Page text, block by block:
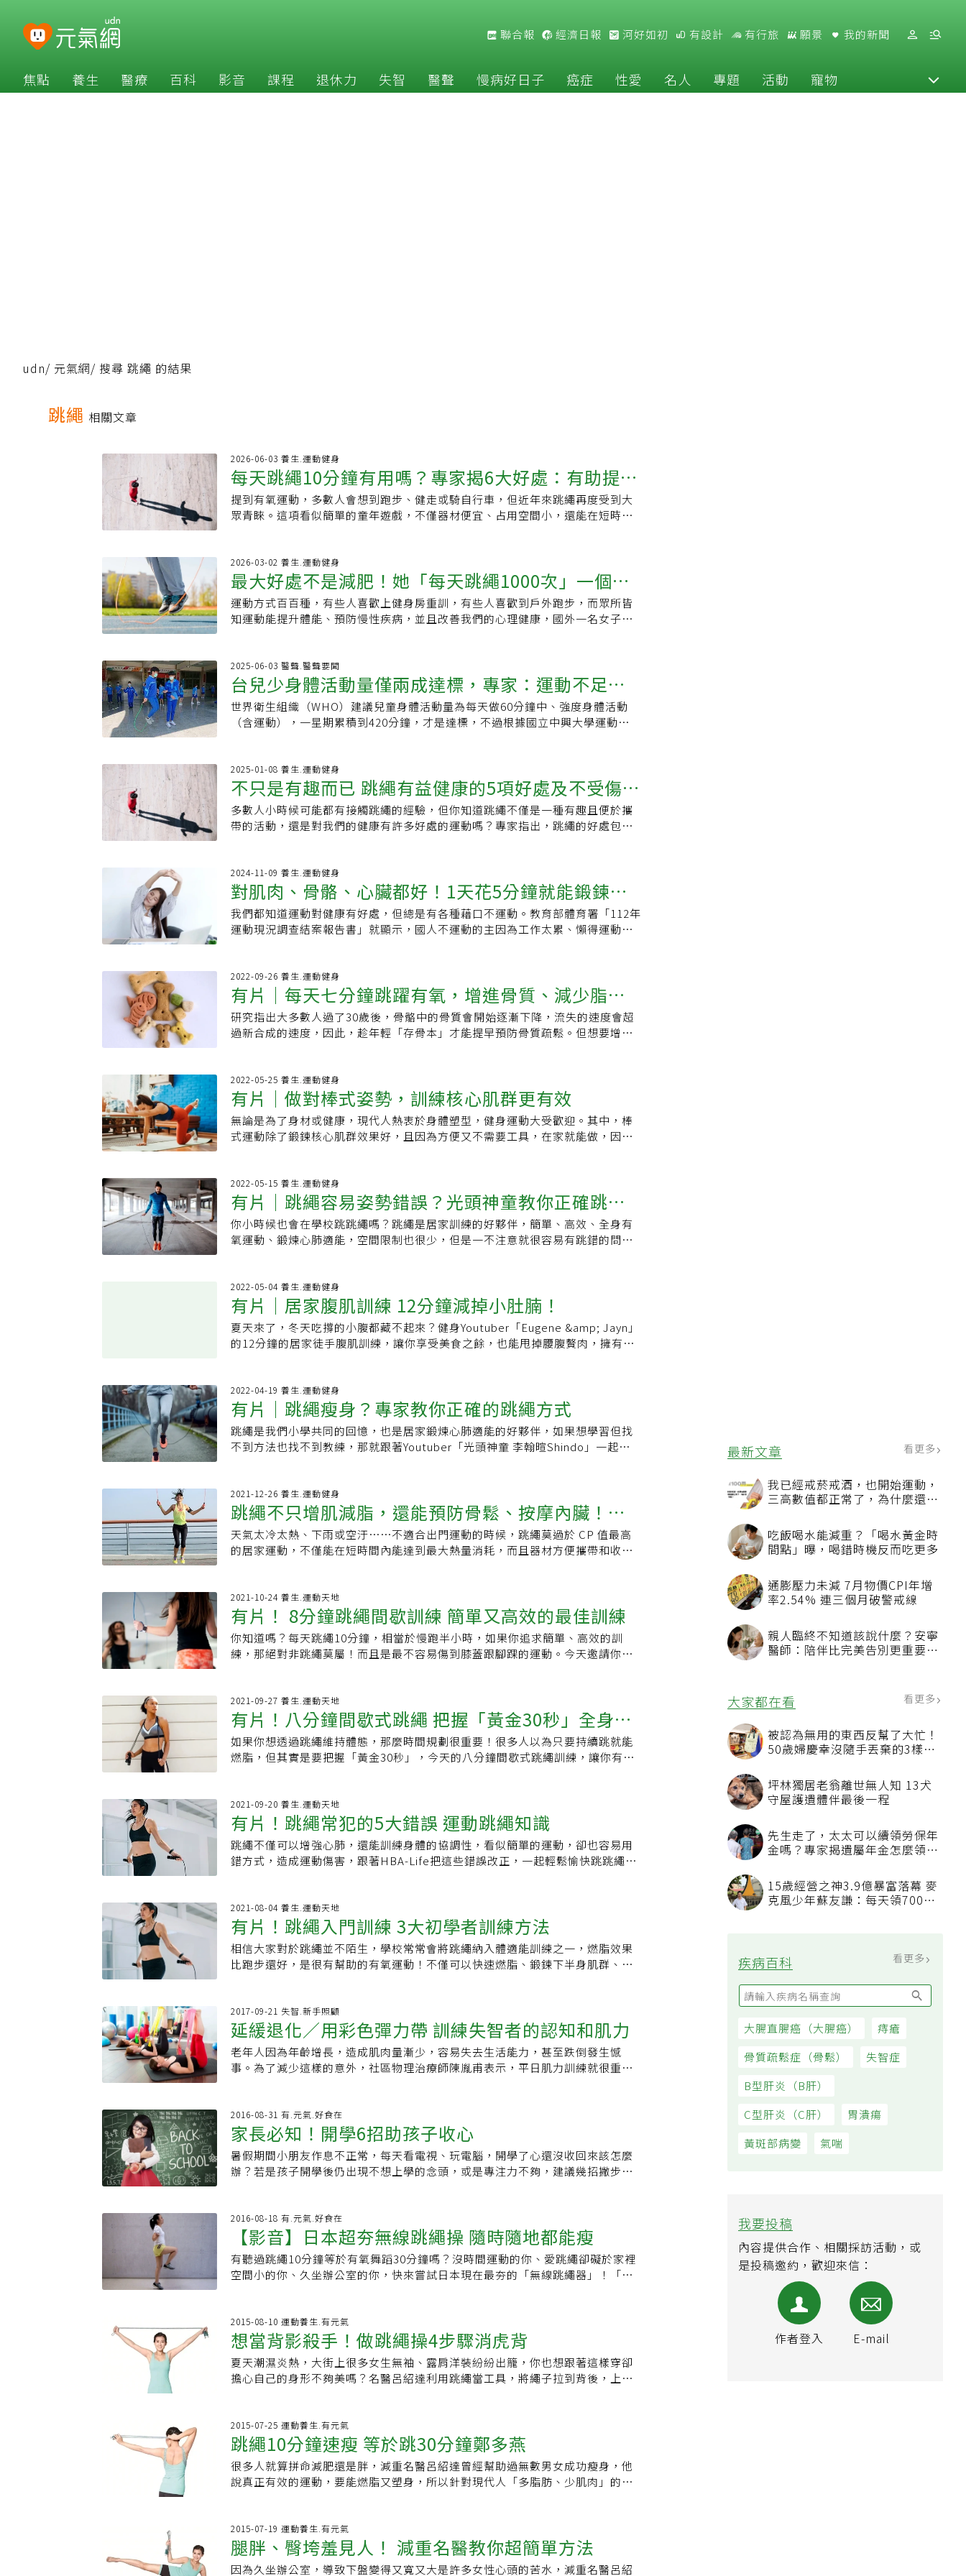
聯合報 經濟日報 河好如初 有設計 有行旅 願景 我的新聞
焦點 養生 醫療 百科 影音 課程 退休力 失智 醫聲 慢病好日子 癌症 性愛 名人 專題 活動 寵物
最新文章 看更多
我已經戒菸戒酒，也開始運動，
三高數值都正常了，為什麼還不
吃飯喝水能減重？「喝水黃金時
間點」曝，喝錯時機反而吃更多
通膨壓力未減 7月物價CPI年增
率2.54% 連三個月破警戒線
親人臨終不知道該說什麼？安寧
醫師：陪伴比完美告別更重要，
大家都在看 看更多
被認為無用的東西反幫了大忙！
50歲婦慶幸沒隨手丟棄的3樣物
坪林獨居老翁離世無人知 13犬
守屋護遺體伴最後一程
先生走了，太太可以續領勞保年
金嗎？專家揭遺屬年金怎麼領，
15歲經營之神3.9億暴富落幕 麥
克風少年蘇友謙：每天領700元
疾病百科 看更多
大腸直腸癌（大腸癌）
痔瘡
骨質疏鬆症（骨鬆）
失智症
B型肝炎（B肝）
C型肝炎（C肝）
胃潰瘍
黃斑部病變
氣喘
我要投稿
內容提供合作、相關採訪活動，或
是投稿邀約，歡迎來信：
作者登入 E-mail
udn/ 元氣網/ 搜尋 跳繩 的結果
跳繩 相關文章
2026-06-03 養生.運動健身
每天跳繩10分鐘有用嗎？專家揭6大好處：有助提升
心肺功能、平衡力與骨密度
提到有氧運動，多數人會想到跑步、健走或騎自行車，但近年來跳繩再度受到大
眾青睞。這項看似簡單的童年遊戲，不僅器材便宜、占用空間小，還能在短時間
為健康帶來不少好處。不過，由於屬於高衝擊運動，並非每個人都適合大量練
習。跳繩有哪些健康好處？1.提升心肺功能跳繩屬於中高強度有氧運動，能在短
時間內快速提高心率。專家指出，跳繩同時運用上肢與下肢肌群，因此心肺系統
需要在短時間內供應更多氧氣與能量。長期規律訓練有助提升心肺適能，降低心
血管疾病風險。2.有助燃燒熱量與體重管理跳繩被視為高效率的燃脂運動之一。
重管理計畫的一部分。3.改善平衡力與協調能力跳繩最大的特色之一，就是需要
手腳同步配合。從揮動繩索到雙腳起跳，每個動作都仰賴大腦、神經與肌肉之間
的協調合作。研究發現，規律跳繩有助改善：．平衡能力．身體協調性．反應速
度．神經肌肉控制能力對中高齡族群維持活動力尤其重要。4.幫助維持骨密度隨
健康具有正面作用，但已罹患嚴重骨質疏鬆者應先接受專業評估。5.提升下肢力
量與爆發力跳繩過程中，小腿、大腿、臀部與核心肌群都需要持續參與。長期練
習可提升：．下肢肌耐力．肌肉控制能力．爆發力因此許多運動員也會將跳繩列
入訓練課表。6.有助舒緩壓力與改善情緒除了身體效益外，跳繩也有助心理健
康。專家表示，有氧運動能促進腦內神經傳導物質分泌，例如血清素與多巴胺，
能取代跑步？專家表示，兩者各有優勢。跳繩的優點．不受場地限制．所需時間
較短．器材便宜．有助訓練協調與平衡跑步的優點．較容易持續較長時間．有助
提升耐力．技術門檻較低若以心血管健康、耐力訓練或長時間燃脂而言，跑步仍
有其優勢。若時間有限，跳繩則是相當有效率的替代方案。跳繩新手該怎麼開
增加時間與次數。即使一次只能跳30秒，也不必氣餒，重點在於持續練習。跳繩
時要注意哪些事？跳繩看似簡單，其實仍有不少技巧。專家建議：．穿著避震效
果良好的運動鞋．選擇平坦且防滑的地面．保持肩頸放鬆．利用手腕帶動繩索．
膝蓋微彎落地．以前腳掌輕盈著地．避免聳肩或過度用力此外，跳繩長期會增加
小腿與阿基里斯腱負擔，平時可搭配小腿伸展與肌力訓練。哪些人不適合大量跳
分心血管疾病患者若本身有慢性疾病或關節問題，建議先與醫師討論適合的運動
方式。跳繩一周跳幾次比較剛好？專家建議，每周可安排2至3次跳繩訓練。可將
跳繩納入世界衛生組織建議的運動量目標，例如每周150分鐘中等強度運動，或每
周75分鐘高強度運動。與其偶爾進行一次高強度訓練，不如養成規律運動習慣。
nth.Here’showitwent．HoptoIt:6BenefitsofJumpingRope
2026-03-02 養生.運動健身
最大好處不是減肥！她「每天跳繩1000次」一個月
後得到4個意外效果
運動方式百百種，有些人喜歡上健身房重訓，有些人喜歡到戶外跑步，而眾所皆
知運動能提升體能、預防慢性疾病，並且改善我們的心理健康，國外一名女子就
分享自己挑戰連續一個月每天跳繩1000下，她強調，執行這項挑戰並不是為了減
肥，而是想要改變那段期間低落的心情，而她也很快發現跳繩為身心帶來了意想
不到的好處。1.跳繩是一種絕佳的全身鍛鍊跳繩是一種中高強度的有氧運動，搭
配連續或是間歇訓練方式能有效提高心肺功能。Emile分享跳繩的時候，她能感覺
到全身都在運動，除了心率會上升之外，手臂肌肉、小腿和核心都「很有感」。
Emile強烈推薦這項跳繩挑戰，因為它能有效提振心情，讓你重新找回生活的節奏
與目標感。3.提升大腦注意力每天跳繩數到1000下需要集中注意力，這類似一種
大腦正念，是極佳的大腦鍛鍊方式，能幫助思緒變得更敏銳，執行日常任務時也
更不容易分心。4.身體變得更敏捷Emile的身體也發生了一些意想不到的變化，其
建議Emile也透過自身經歷分享跳繩應該注意裝備與練習的節奏。她表示一定要穿
著合適的運動鞋，並在堅實的平坦地面上跳躍，剛開始跳繩可能經常會被繩子絆
到或勒住，她建議穿長袖長褲來避免受傷。新手如果不習慣一次跳這麼多下，可
以把次數分成幾組或是幾天完成，尤其是關節不舒服時千萬不要勉強自己，寧可
錯過一日的訓練，也不要對身體造成傷害。
2025-06-03 醫聲.醫聲要聞
台兒少身體活動量僅兩成達標，專家：運動不足恐
影響身高發展
世界衛生組織（WHO）建議兒童身體活動量為每天做60分鐘中、強度身體活動
（含運動），一星期累積到420分鐘，才是達標，不過根據國立中興大學運動與健
兒童、青少年有達到上述標準，而國外不少研究顯示，如果兒童、青少年的活
動、運動量較少，身高發展易受影響。在上述由全球57國所組成的全球兒童健康
聯盟（Active Health Kids Global Alliance）調查報告中，包含我國等，共有10
國的評定等級為F，意味著在這些國家，兒童、青少年的總體活動量明顯不足。巫
錦霖解釋，調查中所指的總體活動量並非只有單純運動，也包含小孩平常跑跑跳
一，跳繩、跳躍、跑步、游泳、球類等各種運動，都會刺激生長激素分泌、肌肉
生長，生長激素可幫助小孩長高。第二，像跳繩、跳躍、打籃球、短跑衝刺等衝
擊性運動，可對骨骼生長板產生刺激、促進骨質代謝，致使骨質增生，骨骼也就
逐漸延長，身高自然增加。巫錦霖指出，對於小孩身高發育，像跳繩、跳躍運
釋，小孩的神經、肌肉都還在發展當中，骨骼也是非常柔軟，如果做太多舉重、
重量訓練，或所舉的重量太重，不僅容易造成骨骼彎曲、長不好，肌肉、關節也
可能產生問題，「反抑制身高發展」。跳繩運動，可帶來許多好處對於助高運動
種類的建議，巫錦霖認為，跳繩的確是個好運動，跳繩不僅是跳躍運動，可以刺
激生長激素、生長板生長，透過「實體繩子接近腳邊時，身體必須迅速反應、跳
開始先兩、三天一次，等體能建立起來，再增加到一星期五天以上。二、一開始
先跳三、五分鐘，或跳一分鐘後休息一下，再繼續跳，逐漸累積，一次能跳到十
到二十分鐘，最為理想。三、有些醫師建議每天跳三百、五百下，這目標可循序
漸進達成，不要操之過急，如果達到一秒跳一下，已經算是很不錯。「如果想要
繩，建議選擇舒服一點的球鞋。繩子的長度，則是用雙手拿著握柄，繩子觸地，
並用腳踩著繩子中間，繩長從地面算起，約到腋下長度，較為適合。
2025-01-08 養生.運動健身
不只是有趣而已 跳繩有益健康的5項好處及不受傷注
意事項
多數人小時候可能都有接觸跳繩的經驗，但你知道跳繩不僅是一種有趣且便於攜
帶的活動，還是對我們的健康有許多好處的運動嗎？專家指出，跳繩的好處包括
下經過時跳起來，並重複這個過程，持續進行直到你能跳或想跳的時間為止，目
標是建立穩定的節奏。而且跳繩有很多種變化方式，例如你可以跳得快一些，或
者試著做二迴旋，這樣繩子在你落地前會繞過兩圈。甚至，你可以嘗試單腳跳。
跳繩好處有哪些？1.改善心血管健康跳繩是一種很好的有氧運動，能提高你的心
跳速率，並有助於降低心血管疾病的風險。專家指出，根據你跳繩的速度，它還
不同。2.全身性鍛鍊跳繩是一種全身運動，運動時需要使用腹部肌肉來穩定身
體，腿部肌肉來跳躍，肩膀和手臂來轉動繩子。因此，它提供的是一個全身性的
鍛煉，而不僅僅是集中於身體的某一部分。全身運動可以增加肌肉緊實度，這有
助於日常活動，並提高我們的靜息代謝率(resting metabolic rate, RMR)，幫助
家表示，隨著年齡增長，我們往往會失去協調感和平衡感。所以，這也對於確保
我們儘可能地減緩衰老過程非常有幫助。4.增加骨密度隨著年齡增長，你的骨密
度會下降，增加骨折或骨質疏鬆症的可能性。但研究顯示，跳繩有助於保持骨骼
強健。由於跳繩每次跳躍都會與地面產生衝擊，這些衝擊促使我們的骨骼進行重
塑，使其變得更強壯，從而增加骨密度。除此之外，提高骨密度和平衡能力可以
間隔，並重複幾次。與傳統耐力訓練相比，HIIT已被證明能提高心肺適能強度。
相對地，它也更加高效，因為你可以在較短的時間內完成運動，並且能根據個人
投入的努力和力量隨之調整。多久進行一次跳繩？專家建議，你可以每週跳繩兩
到三天，讓跳繩可以成為你運動計畫的一部分，幫助達到每週150分鐘中等強度或
確的跳繩方式非常重要，因為跳繩和跑步在所涉及的力量和衝擊方面是相同的。
首先，你需要確保跳繩的長度適合你。在跳躍時，稍微彎曲膝蓋，並保持手臂靠
近身體。此時，嘗試保持肩膀和脖子放鬆，並且避免聳肩，動作主要集中在你的
手腕上。當雙腳與地面接觸時，確保著地輕柔安靜。如果你打算將跳繩納入運動
計畫的一部分，做一些小腿加強和拉伸運動可能會有幫助。專家提醒，若你過度
of Jumping Rope．Grab a rope: seven reasons why skipping is so good for
you
2024-11-09 養生.運動健身
對肌肉、骨骼、心臟都好！1天花5分鐘就能鍛鍊全
身的高CP值運動是它
我們都知道運動對健康有好處，但總是有各種藉口不運動。教育部體育署「112年
運動現況調查結案報告書」就顯示，國人不運動的主因為工作太累、懶得運動、
公室都可以做。這項容易上手的運動是跳繩。為什麼要跳繩？跳繩對健康的5好處
為什麼推薦沒什麼時間、沒動力運動的你，可以先嘗試跳繩呢？因為它真的是很
方便可以進行、持續跳個一小段時間就可以達到以下5個好處，算是「CP值」相
當高的運動。1.為了燃燒卡路里：與其他5分鐘活動相比，跳繩燃燒的熱量很
高。．跳繩5分鐘約燃燒100卡路里．跑步5分鐘約燃燒50卡路里．步行5分鐘約燃
以有節奏的方式將繩子擺動到頭頂，讓手腳的動作與大腦同步。4.為了鍛鍊肌
肉：肌肉品質在40歲後開始急劇下降，跳繩會對腳踝、膝蓋和臀部施加很大的力
量，可讓大腿小腿更強壯。5.為了骨骼健康：上下彈跳時雙腳著地的撞擊，關節
會承受壓力，但對於保持骨密度也非常有用。如何開始跳繩？聽到要叫你跳繩，
只是一旦你掌握了竅門，5分鐘的跳躍就可以成為一項激烈的全身鍛煉，這短短5
分鐘對大腦的刺激遠高於游泳或相同長度的跑步所需的大腦刺激，因為你必須時
刻注意繩子在哪裡以及何時跳躍，它是提高身體敏捷性和協調性的一個非常有效
的方法。以 30 秒為單位進行長達 5 分鐘的跳繩，而隨著身體習慣新的練習，每周
增加一次。一旦掌握了良好的節奏，跳繩就會變成你可容易做到、且成本效益很
議跳繩，可改選擇游泳，游泳對關節較為溫和。每天2分鐘的費力運動就能降低早
死風險澳洲雪梨大學2022年的研究指出，每天只要進行兩分鐘的費力運動
（vigorous activity），就能降低早死風險達18%。上樓梯，在公園裡跑來跑去
或跳繩，都可以算「費力運動」。不知是你不是覺得很心動？每天一起騰出5分鐘
2022-09-26 養生.運動健身
有片｜每天七分鐘跳躍有氧，增進骨質、減少脂
肪！
研究指出大多數人過了30歲後，骨骼中的骨質會開始逐漸下降，流失的速度會超
過新合成的速度，因此，趁年輕「存骨本」才能提早預防骨質疏鬆。但想要增進
長、增進骨頭強度。白映俞醫師示範了總共十個動作都非常簡單易做，快點開影
片來跟著做吧！這組有氧訓練每個動作進行30秒，運動強度不高徒手就能操作，
在家客廳就能訓練，非常適合忙碌的上班族。訓練效果除了增加骨質之外，還有
增強肌力與平行協調能力，並有效減脂，好處多多。當然除了跳躍有氧運動，其
他例如快走、跑步、跳繩、爬樓梯等，也是很好的增進骨質的運動。想了解更多
輕的足部訓練老是睡不飽？三大招趕走慢性疲勞！｢有肌勵｣是女性專屬健身夥
伴，提供健身資訊、健康方法，更提供滿滿的鼓勵和正能量，給女性肌力，也給
女性激勵，讓姐妹們的健身路上，不孤單！YT：有肌勵
https://pse.is/UYA9XFb：https://www.facebook.com/udnGpowerIG：
2022-05-25 養生.運動健身
有片｜做對棒式姿勢，訓練核心肌群更有效
無論是為了身材或健康，現代人熱衷於身體塑型，健身運動大受歡迎。其中，棒
式運動除了鍛鍊核心肌群效果好，且因為方便又不需要工具，在家就能做，因此
中心教練Julie和Euphe的親身示範及專業講解，影片中將會教大家如何做出一個
好的棒式，還有分享兩個棒式中常見的問題及修正方法。Julie和Euphe教練提醒
大家，先掌握好棒式的基本起始動作之後，再增加動作的難度。另外為了確認軀
幹和地面是否成平行，可以對著家裡的穿衣鏡或健身房裏的側面鏡來檢視自己的
動作與姿勢。想了解更多關於健康運動的影片？快上「有肌勵」粉絲專頁按讚追
肩、腿完整訓練動作庫」已經上線囉，教你編排適合自己的課表，幫你有效訓
練！★使用有肌勵專屬折扣碼：gp200★課程網址（最後優惠價只到5/31）：
https://lihi1.cc/jUgvv/有肌勵購買課程★啞鈴划船課程試看：
https://lihi1.cc/YJ92C/有肌勵搶先試看延伸閱讀居家腹肌訓練 12分鐘減掉小肚
讓姐妹們的健身路上，不孤單！YT：有肌勵https://pse.is/UYA9XFb：
https://www.facebook.com/udnGpowerIG：
https://www.instagram.com/udnGpower社團：女性專屬|健身的我超美
2022-05-15 養生.運動健身
有片｜跳繩容易姿勢錯誤？光頭神童教你正確跳
繩！
你小時候也會在學校跳跳繩嗎？跳繩是居家訓練的好夥伴，簡單、高效、全身有
氧運動、鍛煉心肺適能，空間限制也很少，但是一不注意就很容易有跳錯的問
分鐘，也等於慢跑一個小時；甚至有醫學報導指出，每天跳躍兩分鐘對預防骨質
疏鬆很有幫助。李翰暄分享了5款常見的跳繩材質與特性，棉繩雖打到自己不痛，
但太輕會讓甩力與慣例不足；塑膠繩跳起來較順、能夠花式跳繩，但打到很痛；
鋼絲跳繩輕又細，適合單純跳一迴旋或二迴旋；負重跳繩則適合燃脂；以及現在
新款的智能跳繩，能夠搭配APP有效訓練，大家依照個人需求選擇即可。跳繩的
片，讓跳繩運動更有效率吧！想了解更多關於居家運動嗎？快上「有肌勵」粉絲
專頁按讚追蹤，一起正確跳繩，有效燃脂！原始影片光頭神童 李翰暄Shindo YT
延伸閱讀居家腹肌訓練 12分鐘減掉小肚腩！假胯寬好惱人？皮拉提斯4個動作帶
你消！｢有肌勵｣是女性專屬健身夥伴，提供健身資訊、健康方法，更提供滿滿的
https://www.facebook.com/udnGpowerIG：
https://www.instagram.com/udnGpower社團：女性專屬|健身的我超美
2022-05-04 養生.運動健身
有片｜居家腹肌訓練 12分鐘減掉小肚腩！
夏天來了，冬天吃撐的小腹都藏不起來？健身Youtuber「Eugene &amp; Jayn」
的12分鐘的居家徒手腹肌訓練，讓你享受美食之餘，也能甩掉腰腹贅肉，擁有完
心。一組8個動作，每個動作30秒，中間休息60秒，共做2組。Eugene提醒，標
準訓練中的動作，都是需要利用核心力量來支撐和平衡的，因此掌握了核心的力
量，就能大幅度的減低健身時動作的失誤率。影片中有完整跟練以及詳細解說，
快打開影片動起來，一起擁有好身材！想了解更多關於健康運動的影片？快上
「有肌勵」粉絲專頁按讚追蹤，讓腹肌不再是一整塊！原始影片Eugene &amp;
供滿滿的鼓勵和正能量，給女性肌力，也給女性激勵，讓姐妹們的健身路上，不
孤單！YT：有肌勵https://pse.is/UYA9XFb：
https://www.facebook.com/udnGpowerIG：
https://www.instagram.com/udnGpower社團：女性專屬|健身的我超美
2022-04-19 養生.運動健身
有片｜跳繩瘦身？專家教你正確的跳繩方式
跳繩是我們小學共同的回憶，也是居家鍛煉心肺適能的好夥伴，如果想學習但找
不到方法也找不到教練，那就跟著Youtuber「光頭神童 李翰暄Shindo」一起來
落就能做；但也因為太簡單，很多人稍不注意就容易發生「跳錯」的問題，李翰
暄將透過影片教大家建立正確跳繩觀念，指導正確跳繩動作，同時運用智能跳
繩，讓跳繩運動更有效率。另外，國外學者研究，持續跳繩10分鐘，消耗熱量等
同跳有氧舞蹈30分鐘，也等於慢跑一個小時；甚至有醫學報導指出，每天跳躍兩
分鐘對預防骨質疏鬆很有幫助的喔！想了解更多關於健康運動的影片嗎？快上
招迅速緩解經痛！視覺效果年輕10歲！15分鐘背部運動，讓你每天抬頭挺胸！
｢有肌勵｣是女性專屬健身夥伴，提供健身資訊、健康方法，更提供滿滿的鼓勵和
正能量，給女性肌力，也給女性激勵，讓姐妹們的健身路上，不孤單！YT：有肌
勵https://pse.is/UYA9XFb：https://www.facebook.com/udnGpowerIG：
2021-12-26 養生.運動健身
跳繩不只增肌減脂，還能預防骨鬆、按摩內臟！醫
師教你正確跳繩不傷膝蓋
天氣太冷太熱、下雨或空汙⋯⋯不適合出門運動的時候，跳繩莫過於 CP 值最高
的居家運動，不僅能在短時間內能達到最大熱量消耗，而且器材方便攜帶和收
繩的滿滿好處。跳繩好處多：增肌、減脂，還能預防骨鬆！其實跳繩除了能幫助
減肥，還有以下六大好處，對全身都有益：甩肉減肥：跳繩一跳就能運動到全
身，根據國民健康署的各類運動消耗熱量表，快速跳繩30分鐘所消耗的熱量，比
游泳、騎腳踏車和大多數球類運動來得更多。強化心肺和肌力：跳繩可強化心肺
功能，且因為跳躍動作主要運用大腿肌肉的等長收縮、離心、向心這三種作用力
山、慢跑等「高強度負重」運動有助於建立和維持骨密度。根據衛福部《骨質疏
鬆症臨床治療指引》，從事地面反作用力達體重兩倍以上的運動，如反覆跳、跳
繩、踏步、踏階運動等等，可改善停經前／後婦女腰椎及股骨頸的骨密度。但若
本身已有骨質疏鬆或其他骨折風險，建議先諮詢醫師。按摩內臟，緩解便秘：跳
蠕動，緩解便秘。訓練平衡感：跳繩利用手甩繩、腳跳起相互配合完成動作，運
用到四肢與全身，可以訓練交感及副交感神經（即自律神經）的控制能力，並增
進不同肌肉的統合協調作用。幫助長高：專長兒童及青春期生長評估的兒科醫師
陳奕成表示，跳繩確實可以幫助長高，不過持之以恆的適量運動也很重要。物理
治療師徐芳生建議臨床發展正常、即將進入青春期的青少年，可以採行「動作協
迷思但你可能聽過：跳繩容易傷膝蓋，還會長蘿蔔腿？亞洲大學附屬醫院復健部
部長周立偉解釋，跳繩不會造成前述現象，若跳完後腿部感到不適應該是跳錯、
暖身不夠，或運動後沒拉筋導致。周立偉指出，跳繩為原地跳躍的垂直力量，且
雙腿併跳時承受的反作用力相較跑步低，且跳繩能鍛鍊下肢肌肉，「只要擁有強
拉筋及充分按摩，就可以舒緩小腿緊繃感。減重名醫呂紹達曾分享，繩子長短好
控制、易握，且能準確調整做操力道和距離，尤其在跳繩過後可直接拉伸肌肉，
使線條變長變纖細，所以跳繩也是很好的伸展工具喔。跳繩怎麼跳才對？必知跳
繩技巧醫師建議，可穿著吸震緩衝性佳的運動鞋，跳繩時利用前腳掌輕輕彈跳，
著地時膝蓋微彎，就能減輕膝關節的負擔。若中老年人的骨骼和肌肉力量不足，
除了把速度逐漸放慢，可同時用嘴巴和鼻子呼吸，將雙腳微蹲、上半身前傾，雙
手扶住膝蓋，以利調節呼吸。最後，在開始運動之前需要先學會掌握跳繩三大重
點，包括繩長、握把姿勢和站姿。呂紹達對跳繩運動的步驟提醒如下：1. 眼睛視
線向前。2. 預備動作時兩手握住跳繩手把，上臂要輕夾腋下。3. 兩手握把高度要
拉直繩子。看完這篇，你就可以重拾小時候體育課玩過的跳繩，讓它成為最好的
健身夥伴和瘦身的好工具吧！資料來源：《謠言終結站》跳繩傷膝、小腿變粗？
醫︰錯誤觀念臺中榮總醫訊 - 骨質疏鬆症的運動各類運動消耗熱量表運動30分鐘
消耗的熱量(大卡) 《1週跳3天，2週瘦1圈！驚人的燃脂跳繩減肥操：1個動作，腰
腹臀腿全瘦到，跳出瘦子體質，從此不復胖！》延伸閱讀： 「心理諮商」有用
2021-10-24 養生.運動天地
有片！ 8分鐘跳繩間歇訓練 簡單又高效的最佳訓練
你知道嗎？每天跳繩10分鐘，相當於慢跑半小時，如果你追求簡單、高效的訓
練，那絕對非跳繩莫屬！而且是最不容易傷到膝蓋跟腳踝的運動。今天邀請你一
鍛鍊強度，也可以準備不同重量的繩子做替換唷！快跟著HBA-Lif一起跳起來！想
了解更多關於健康運動的影片嗎？快上「有肌勵」粉絲專頁按讚追蹤，一起燃燒
脂肪！HBA-Life：點我看｢有肌勵｣是女性專屬健身夥伴，提供健身資訊、健康方
法，更提供滿滿的鼓勵和正能量，給女性肌力，也給女性激勵，讓姐妹們的健身
路上，不孤單！YT：有肌勵https://pse.is/UYA9XFb：
2021-09-27 養生.運動天地
有片！八分鐘間歇式跳繩 把握「黃金30秒」全身燃
脂
如果你想透過跳繩維持體態，那麼時間規劃很重要！很多人以為只要持續跳就能
燃脂，但其實是要把握「黃金30秒」，今天的八分鐘間歇式跳繩訓練，讓你有效
才能避免扭傷或膝蓋疼痛的困擾，快跟著HBA-Life一起跳起來！想了解更多關於
健康運動的影片嗎？快上「有肌勵」粉絲專頁按讚追蹤，一起燃燒脂肪！HBA-
Life頻道：點我看｢有肌勵｣是女性專屬健身夥伴，提供健身資訊、健康方法，更
提供滿滿的鼓勵和正能量，給女性肌力，也給女性激勵，讓姐妹們的健身路上，
不孤單！YT：有肌勵https://pse.is/UYA9XFb：
2021-09-20 養生.運動天地
有片！跳繩常犯的5大錯誤 運動跳繩知識
跳繩不僅可以增強心肺，還能訓練身體的協調性，看似簡單的運動，卻也容易用
錯方式，造成運動傷害，跟著HBA-Life把這些錯誤改正，一起輕鬆愉快跳跳繩！
在練習時最常有的壞習慣，不僅會影響鍛鍊效果，也容易導致腳踝扭傷、膝蓋疼
痛。影片中特別提醒，跳繩時務必要將雙手擺放在腰間旁，利用手腕甩動繩子，
在跳繩的過程中僅需將腳微微抬起到讓繩子可以通過的高度，另外，採用間歇式
跳繩訓練可以燃脂更有效！快跟著HBA-Life一起跳起來！想了解更多健康運動的
影片嗎？快上「有肌勵」粉絲專頁按讚追蹤，做好正確運動姿勢，讓訓練更有
身路上，不孤單！YT：有肌勵https://pse.is/UYA9XFb：
https://www.facebook.com/udnGpowerIG：
https://www.instagram.com/udnGpower社團：女性專屬|健身的我超美
2021-08-04 養生.運動天地
有片！跳繩入門訓練 3大初學者訓練方法
相信大家對於跳繩並不陌生，學校常常會將跳繩納入體適能訓練之一，燃脂效果
比跑步還好，是很有幫助的有氧運動！不僅可以快速燃脂、鍛鍊下半身肌群、幫
力跳以及間歇訓練，影片中將會根據不同的訓練方法給出建議的訓練時間及注意
事項，快跟著Pakhung Cheung 柏鴻仔由淺入深學習，熟練後還可以增加跳繩的
多變性 提升難度、強度還有趣味性喔！想了解更多健康運動的影片嗎？快上「有
肌勵」粉絲專頁按讚追蹤，鍛鍊身體！｢有肌勵｣是女性專屬健身夥伴，提供健身
資訊、健康方法，更提供滿滿的鼓勵和正能量，給女性肌力，也給女性激勵，讓
https://www.instagram.com/udnGpower社團：女性專屬|健身的我超美
2017-09-21 失智.新手照顧
延緩退化／用彩色彈力帶 訓練失智者的認知和肌力
老年人因為年齡增長，造成肌肉量漸少，容易失去生活能力，甚至跌倒發生憾
事。為了減少這樣的意外，社區物理治療師陳胤甫表示，平日肌力訓練就很重
甫說，彩色彈力帶具有阻力和彈性，比起一般帶子，使用上要花更多力氣，而且
變化多，可拉、可捲、可摺，尤其向外擴的動作，不僅訓練肌肉外展性，同時也
能引領長輩產生愉悅的情緒。建議的動作如下：1.訓練手腕：彈力帶往後繞過身
體，放在肩胛骨，手腕拿著帶子反轉一圈，接下來雙手輪流比著打拳的動作，訓
練雙手三頭肌，一次十五下， 每下五秒。2.訓練股四頭肌：雙手反轉彈力帶，帶
接起球來，可以加快拍手次數，訓練強度。4.訓練認知和上下肢肌力：把彈力帶
拿起來，藉由五顏六色的外觀，刺激認知， 例如「紅色彈力帶，請講出三種紅色
水果呢？西瓜、荔枝、草莓」或是配合算數，「一加一等於多少？二，好請拉兩
下」等方式來進行認知和上下肢訓練。5.訓練手部精細動作：把彈力帶捲起來變
太多，反倒拉傷，甚至有媽媽手和肩關節疾病的人，減少使用彈力帶，以防施力
不當導致受傷。 他也觀察，長輩很喜歡把彈力帶打結成球狀，拿來投籃，因為對
長輩來說這是有目標的，在投球的過程中，伴隨有沒有丟進去，建立成就感，而
不會只是重複拉開的動作。彈力帶哪裡買？除了在運動用品店購買外，自己也可
以在家用橡皮筋串成跳繩的長度來使用，不過要小心橡皮筋容易斷，無法持久。
2016-08-31 有.元氣.好食在
家長必知！開學6招助孩子收心
暑假期間小朋友作息不正常，每天看電視、玩電腦，開學了心還沒收回來該怎麼
辦？若是孩子開學後仍出現不想上學的念頭，或是專注力不夠，建議幾招撇步幫
課精神不濟，建議跟孩子約法三章，制定孩子該起床、就寢、運動、寫功課時
間，表現良好時可適當給予獎勵或鼓勵。2.給孩子起床動力孩子愛賴床，何不就
給他滿滿的動力吸引他起床，例如為孩子準備他喜歡的食物當作早餐，甚至可以
親子一起動手做早餐、煎鬆餅，讓他每天早晨都迫不及待睜開雙眼。3.陪孩子一
起做功課新的學年開始，孩子要學習的又更多了，家長可以陪同孩子一起看書，
目標，例如學會跳繩、游泳，閱讀幾本課外讀物，若是達成目標，也可適時給予
獎勵。5.良好的讀書環境舒適的讀書環境能讓孩子更願意學習，切記燈光照明一
定要充足，護眼檯燈絕對不能少，可以減緩眼睛的疲勞，父母也安心。另外，記
得檢查孩子的文具、用品是否夠用，鉛筆、橡皮擦、原子筆該汰舊換新的不能
寫下自己的日記，用自己的畫作與簡單文字記錄下每天的生活。拜科技進步之
賜，除了紙本日記、繪本，現在也有電子紙手寫板，無論是學齡前兒童玩畫畫，
或是高年級生練習書寫都好用。
2016-08-18 有.元氣.好食在
【影音】日本超夯無線跳繩操 隨時隨地都能瘦
有聽過跳繩10分鐘等於有氧舞蹈30分鐘嗎？沒時間運動的你、愛跳繩卻礙於家裡
空間小的你、久坐辦公室的你，快來嘗試日本現在最夯的「無線跳繩器」！「無
練手臂，同時有計算卡路里及跳躍長度的功能，清楚了解自己運動的成效。3招無
線跳繩雕塑操★招式1 健美翹臀UP UP上半身朝前，骨盆以下轉朝右，手持續轉
動跳繩握把，身體上下跳躍。每邊跳1下，左右邊交替跳1分鐘。★招式2 大腿肉
掰掰上半身朝前，單腳上抬與腰部同高（膝蓋不好或初學者只要腳離開地板即
可），手持續轉動跳繩握把。各邊單腳跳8下，左右腳交替跳1分鐘。★招式3 擊
邊抬踢。每邊跳1下，左右腳交替跳1分鐘。資料來源：《1週跳3天，2週瘦1 圈！
驚人的燃脂跳繩減肥操》
2015-08-10 運動養生.有元氣
想當背影殺手！做跳繩操4步驟消虎背
夏天潮濕炎熱，大街上很多女生無袖、露肩洋裝紛紛出籠，你也想跟著這樣穿卻
擔心自己的身形不夠美嗎？名醫呂紹達利用跳繩當工具，將繩子拉到背後，上下
背美肩消虎背，緊實上臂練習次數：上下拉動10次；重複3回1雙手張繩高舉 雙腳
站立與肩寬，將繩子對折，雙手抓住繩子兩端，手高舉於頭上方，吸氣。2肩臂下
拉 吐氣，將雙臂慢慢往下壓，雙肘盡量靠近身體兩側。3肩胛骨夾緊 繼續吐氣，
雙臂下壓到雙肘貼到身體，肩胛骨夾緊，縮腹維持10秒。4上舉回位 慢慢吸氣，
放鬆，繩子慢慢向上舉高回到頭上，再反覆上下拉。POINT 此動作主要緊實上臂
《1週跳3天，2週瘦1圈！驚人的燃脂跳繩減肥操》作者：呂紹達出版社：蘋果屋
2015-07-25 運動養生.有元氣
跳繩10分鐘速瘦 等於跳30分鐘鄭多燕
很多人就算拼命減肥還是胖，減重名醫呂紹達曾經幫助過無數男女成功瘦身，他
說真正有效的運動，要能燃脂又塑身，所以針對現代人「多脂肪、少肌肉」的身
給力！「到底，可以減肥的運動該怎麼做呢？」以前，我為減重者設計「毛巾瘦
身操」，藉由毛巾輔助做伸展操，可借力使力纖瘦身材、矯正體態。然而，針對
現代人「多脂肪、少肌肉」的身體組成，我同時建議做「跳繩運動」，它的3大原
2015-07-19 運動養生.有元氣
腿胖、臀垮羞見人！ 減重名醫教你超簡單方法
因為久坐辦公室，導致下盤變得又寬又大是許多女性心頭的苦水，減重名醫呂紹